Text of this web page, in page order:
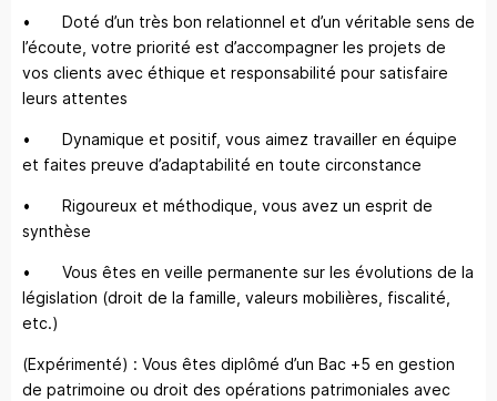
• Doté d’un très bon relationnel et d’un véritable sens de
l’écoute, votre priorité est d’accompagner les projets de
vos clients avec éthique et responsabilité pour satisfaire
leurs attentes
• Dynamique et positif, vous aimez travailler en équipe
et faites preuve d’adaptabilité en toute circonstance
• Rigoureux et méthodique, vous avez un esprit de
synthèse
• Vous êtes en veille permanente sur les évolutions de la
législation (droit de la famille, valeurs mobilières, fiscalité,
etc.)
(Expérimenté) : Vous êtes diplômé d’un Bac +5 en gestion
de patrimoine ou droit des opérations patrimoniales avec